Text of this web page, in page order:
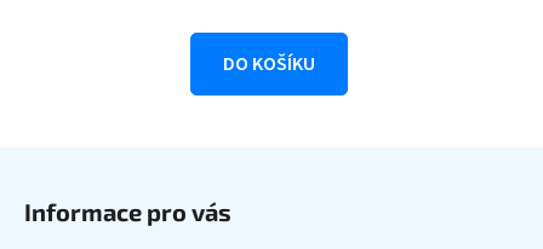
DO KOŠÍKU
Informace pro vás